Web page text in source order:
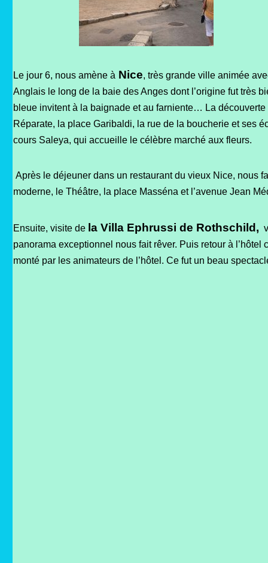
Le jour 6, nous amène à Nice, très grande ville animée
Anglais le long de la baie des Anges dont l’origine fut très
bleue invitent à la baignade et au farniente… La
Réparate, la place Garibaldi, la rue de la boucherie et ses
cours Saleya, qui accueille le célèbre marché aux fleurs.
Après le déjeuner dans un restaurant du vieux Nice, nous
moderne, le Théâtre, la place Masséna et l’avenue Jean
Ensuite, visite de la Villa Ephrussi de Rothschild,
panorama exceptionnel nous fait rêver. Puis retour à
monté par les animateurs de l’hôtel. Ce fut un beau